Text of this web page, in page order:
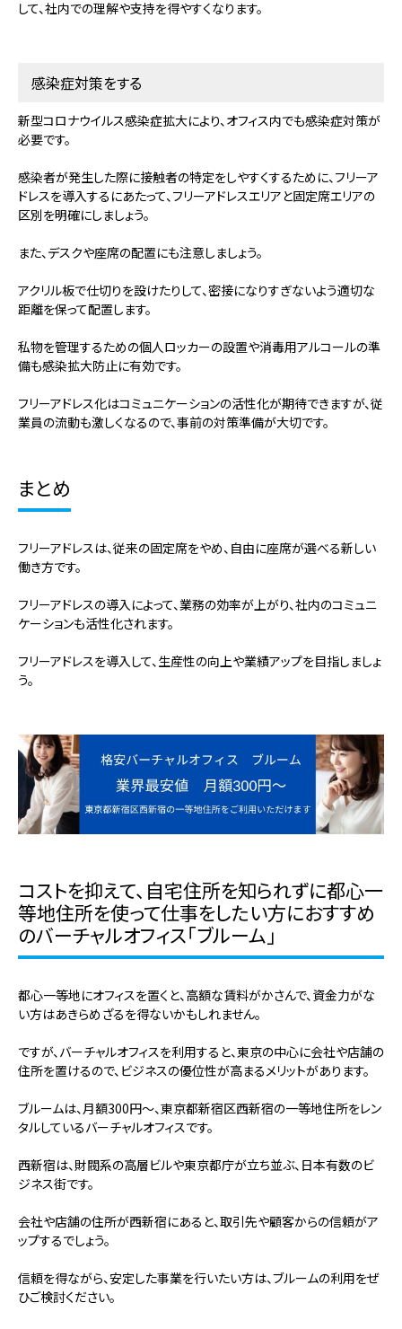
して、社内での理解や支持を得やすくなります。
感染症対策をする
新型コロナウイルス感染症拡大により、オフィス内でも感染症対策が
必要です。
感染者が発生した際に接触者の特定をしやすくするために、フリーア
ドレスを導入するにあたって、フリーアドレスエリアと固定席エリアの
区別を明確にしましょう。
また、デスクや座席の配置にも注意しましょう。
アクリル板で仕切りを設けたりして、密接になりすぎないよう適切な
距離を保って配置します。
私物を管理するための個人ロッカーの設置や消毒用アルコールの準
備も感染拡大防止に有効です。
フリーアドレス化はコミュニケーションの活性化が期待できますが、従
業員の流動も激しくなるので、事前の対策準備が大切です。
まとめ
フリーアドレスは、従来の固定席をやめ、自由に座席が選べる新しい
働き方です。
フリーアドレスの導入によって、業務の効率が上がり、社内のコミュニ
ケーションも活性化されます。
フリーアドレスを導入して、生産性の向上や業績アップを目指しましょ
う。
コストを抑えて、自宅住所を知られずに都心一
等地住所を使って仕事をしたい方におすすめ
のバーチャルオフィス「ブルーム」
都心一等地にオフィスを置くと、高額な賃料がかさんで、資金力がな
い方はあきらめざるを得ないかもしれません。
ですが、バーチャルオフィスを利用すると、東京の中心に会社や店舗の
住所を置けるので、 ビジネスの優位性が高まるメリットがあります。
ブルームは、月額300円～、東京都新宿区西新宿の一等地住所をレン
タルしているバーチャルオフィスです。
西新宿は、財閥系の高層ビルや東京都庁が立ち並ぶ、日本有数のビ
ジネス街です。
会社や店舗の住所が西新宿にあると、取引先や顧客からの信頼がア
ップするでしょう。
信頼を得ながら、安定した事業を行いたい方は、ブルームの利用をぜ
ひご検討ください。